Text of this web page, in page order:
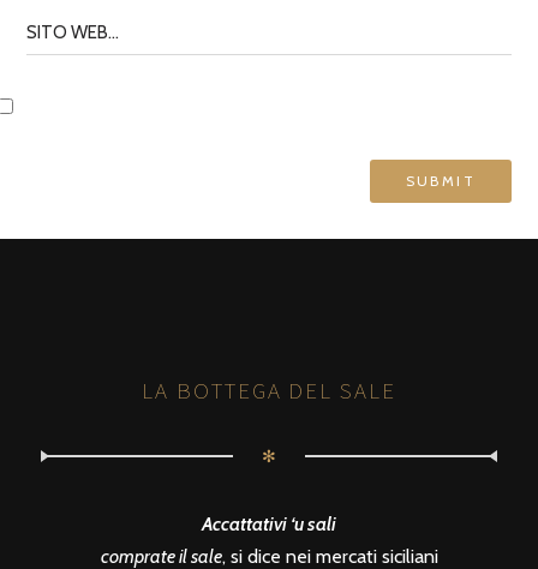
LA BOTTEGA DEL SALE
✻
Accattativi ‘u sali
comprate il sale, si dice nei mercati siciliani